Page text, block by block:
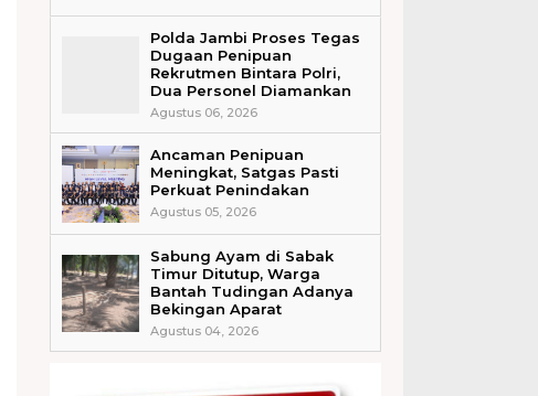
Polda Jambi Proses Tegas
Dugaan Penipuan
Rekrutmen Bintara Polri,
Dua Personel Diamankan
Agustus 06, 2026
Ancaman Penipuan
Meningkat, Satgas Pasti
Perkuat Penindakan
Agustus 05, 2026
Sabung Ayam di Sabak
Timur Ditutup, Warga
Bantah Tudingan Adanya
Bekingan Aparat
Agustus 04, 2026